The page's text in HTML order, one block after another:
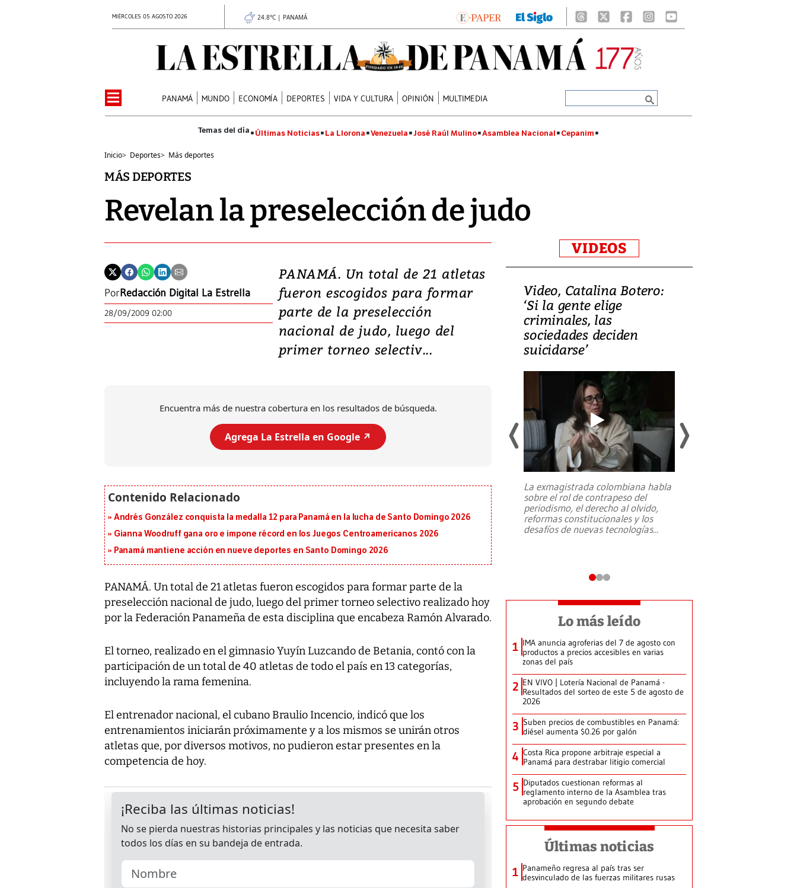
MIÉRCOLES 05 AGOSTO 2026 24.8°C | PANAMÁ
PANAMÁ MUNDO ECONOMÍA DEPORTES VIDA Y CULTURA OPINIÓN MULTIMEDIA
Últimas Noticias La Llorona Venezuela José Raúl Mulino Asamblea Nacional Cepanim
Inicio> Deportes> Más deportes
MÁS DEPORTES
Revelan la preselección de judo
PorRedacción Digital La Estrella
28/09/2009 02:00
PANAMÁ. Un total de 21 atletas
fueron escogidos para formar
parte de la preselección
nacional de judo, luego del
primer torneo selectiv...
Encuentra más de nuestra cobertura en los resultados de búsqueda.
Agrega La Estrella en Google ↗️
Andrés González conquista la medalla 12 para Panamá en la lucha de Santo Domingo 2026
Gianna Woodruff gana oro e impone récord en los Juegos Centroamericanos 2026
Panamá mantiene acción en nueve deportes en Santo Domingo 2026
PANAMÁ. Un total de 21 atletas fueron escogidos para formar parte de la
preselección nacional de judo, luego del primer torneo selectivo realizado hoy
por la Federación Panameña de esta disciplina que encabeza Ramón Alvarado.
El torneo, realizado en el gimnasio Yuyín Luzcando de Betania, contó con la
participación de un total de 40 atletas de todo el país en 13 categorías,
incluyendo la rama femenina.
El entrenador nacional, el cubano Braulio Incencio, indicó que los
entrenamientos iniciarán próximamente y a los mismos se unirán otros
atletas que, por diversos motivos, no pudieron estar presentes en la
competencia de hoy.
VIDEOS
Video, Japón: Terremoto
deja heridos y graves
daños en Kumamoto
al sur de Japón, provocando una
Video, Catalina Botero:
‘Si la gente elige
criminales, las
sociedades deciden
suicidarse’
La exmagistrada colombiana habla
sobre el rol de contrapeso del
periodismo, el derecho al olvido,
reformas constitucionales y los
desafíos de nuevas tecnologías...
Lo más leído
1 IMA anuncia agroferias del 7 de agosto con
productos a precios accesibles en varias
zonas del país
2 EN VIVO | Lotería Nacional de Panamá -
Resultados del sorteo de este 5 de agosto de
2026
3 Suben precios de combustibles en Panamá:
diésel aumenta $0.26 por galón
4 Costa Rica propone arbitraje especial a
Panamá para destrabar litigio comercial
5 Diputados cuestionan reformas al
reglamento interno de la Asamblea tras
aprobación en segundo debate
Últimas noticias
1 Panameño regresa al país tras ser
desvinculado de las fuerzas militares rusas